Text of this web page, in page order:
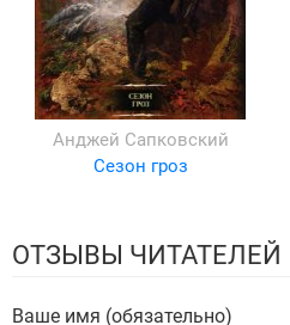
Анджей Сапковский
Сезон гроз
ОТЗЫВЫ ЧИТАТЕЛЕЙ
Ваше имя (обязательно)